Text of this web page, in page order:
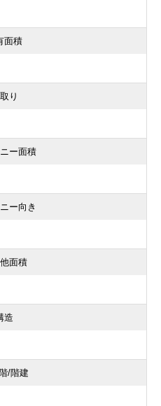
面積
り
ー面積
ー向き
面積
造
/階建